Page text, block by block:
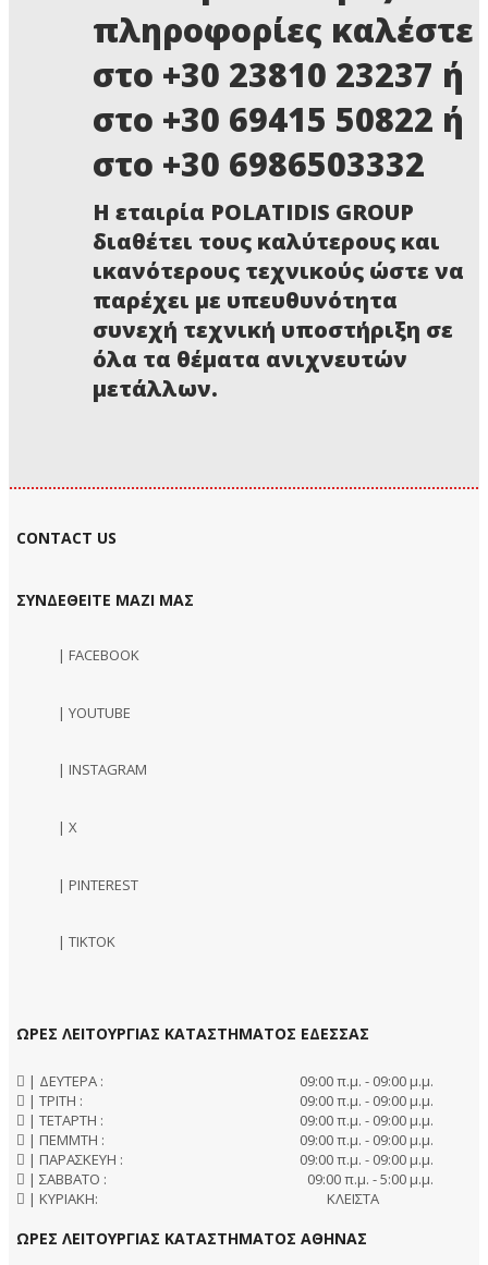
πληροφορίες καλέστε
στο +30 23810 23237 ή
στο +30 69415 50822 ή
στο +30 6986503332
Η εταιρία POLATIDIS GROUP
διαθέτει τους καλύτερους και
ικανότερους τεχνικούς ώστε να
παρέχει με υπευθυνότητα
συνεχή τεχνική υποστήριξη σε
όλα τα θέματα ανιχνευτών
μετάλλων.
CONTACT US
ΣΥΝΔΕΘΕΙΤΕ ΜΑΖΙ ΜΑΣ
| FACEBOOK
| YOUTUBE
| INSTAGRAM
| X
| PINTEREST
| TIKTOK
ΩΡΕΣ ΛΕΙΤΟΥΡΓΙΑΣ ΚΑΤΑΣΤΗΜΑΤΟΣ ΕΔΕΣΣΑΣ
| ΔΕΥΤΕΡΑ :
09:00 π.μ. - 09:00 μ.μ.
| ΤΡΙΤΗ :
09:00 π.μ. - 09:00 μ.μ.
| ΤΕΤΑΡΤΗ :
09:00 π.μ. - 09:00 μ.μ.
| ΠΕΜΜΤΗ :
09:00 π.μ. - 09:00 μ.μ.
| ΠΑΡΑΣΚΕΥΗ :
09:00 π.μ. - 09:00 μ.μ.
| ΣΑΒΒΑΤΟ :
09:00 π.μ. - 5:00 μ.μ.
| ΚΥΡΙΑΚΗ:
ΚΛΕΙΣΤΑ
ΩΡΕΣ ΛΕΙΤΟΥΡΓΙΑΣ ΚΑΤΑΣΤΗΜΑΤΟΣ ΑΘΗΝΑΣ